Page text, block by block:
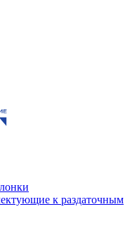
к раздаточным